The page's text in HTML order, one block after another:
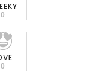
0
0